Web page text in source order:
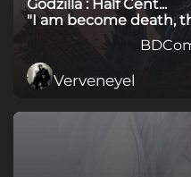
Godzilla : Half Cent...
"I am become death,
BD
Verveneyel